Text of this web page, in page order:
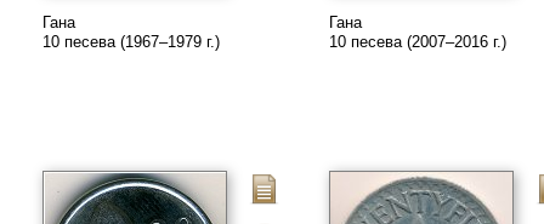
Гана
10 песева (1967–1979 г.)
Гана
10 песева (2007–2016 г.)